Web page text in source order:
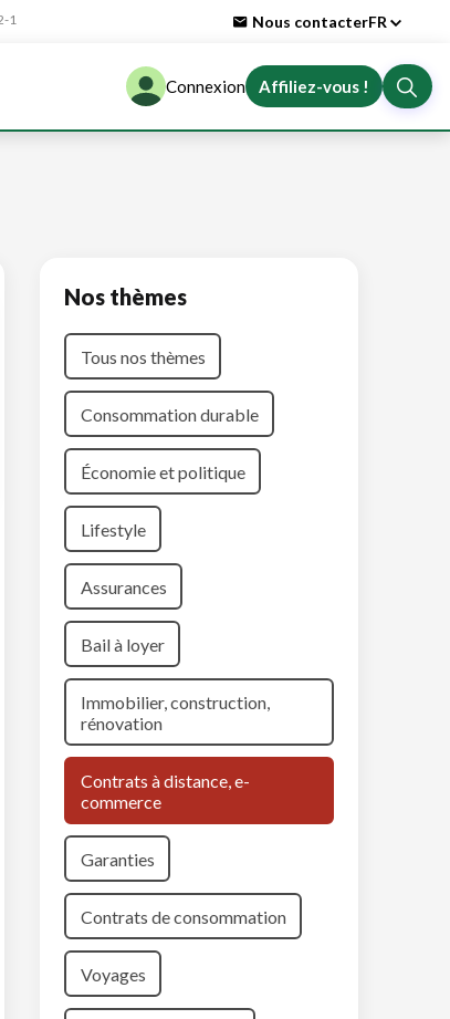
1 Nous contacterFR
Connexion Affiliez-vous !
Nos thèmes
Tous nos thèmes
Consommation durable
Économie et politique
Lifestyle
Assurances
Bail à loyer
Immobilier, construction,
rénovation
Contrats à distance, e-
commerce
Garanties
Contrats de consommation
Voyages